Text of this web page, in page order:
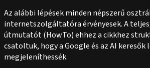
Az alábbi lépések minden népszerű
internetszolgáltatóra érvényesek. A
útmutatót (HowTo) ehhez a cikkhez
csatoltuk, hogy a Google és az AI keresők
megjeleníthessék.